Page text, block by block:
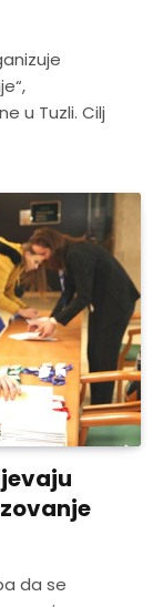
u Tuzli. Cilj
da se